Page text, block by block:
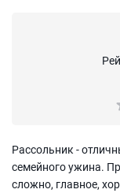
Рассольник -
семейного ужина.
сложно, главное,